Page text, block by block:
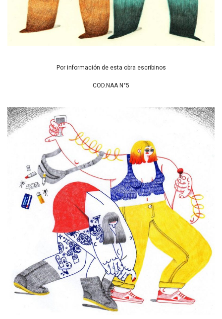
Por información de esta obra escribinos
COD.NAA N°5